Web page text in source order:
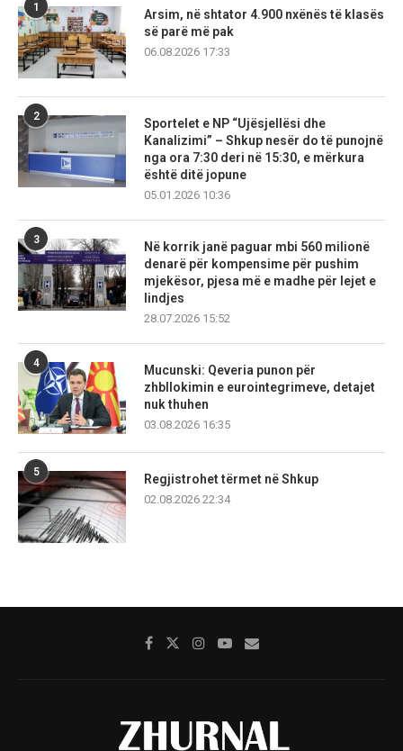
1
Arsim, në shtator 4.900 nxënës të klasës
së parë më pak
06.08.2026 17:33
2
Sportelet e NP “Ujësjellësi dhe
Kanalizimi” – Shkup nesër do të punojnë
nga ora 7:30 deri në 15:30, e mërkura
është ditë jopune
05.01.2026 10:36
3
Në korrik janë paguar mbi 560 milionë
denarë për kompensime për pushim
mjekësor, pjesa më e madhe për lejet e
lindjes
28.07.2026 15:52
4
Mucunski: Qeveria punon për
zhbllokimin e eurointegrimeve, detajet
nuk thuhen
03.08.2026 16:35
5
Regjistrohet tërmet në Shkup
02.08.2026 22:34